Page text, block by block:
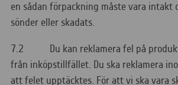
en sådan förpackning måste vara intakt
sönder eller skadats.
7.2 Du kan reklamera fel på
från inköpstillfället. Du ska reklamera
att felet upptäcktes. För att vi ska vara